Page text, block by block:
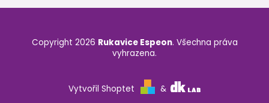
Vytvořil Shoptet &
Copyright 2026 Rukavice Espeon. Všechna práva
vyhrazena.